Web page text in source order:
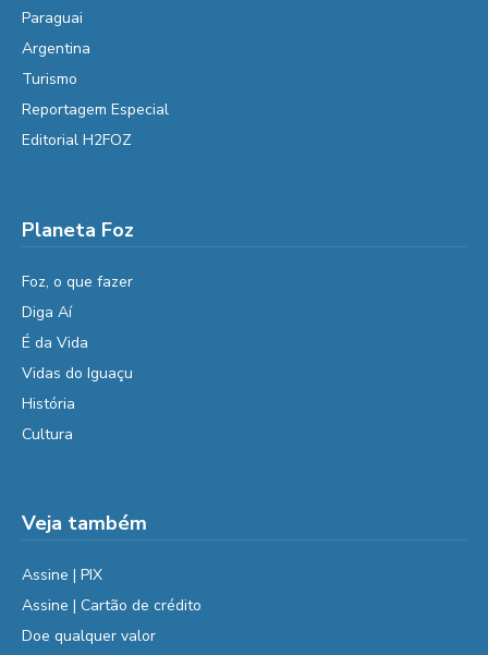
Paraguai
Argentina
Turismo
Reportagem Especial
Editorial H2FOZ
Planeta Foz
Foz, o que fazer
Diga Aí
É da Vida
Vidas do Iguaçu
História
Cultura
Veja também
Assine | PIX
Assine | Cartão de crédito
Doe qualquer valor